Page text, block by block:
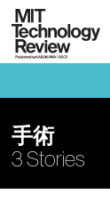
手術
3 Stories